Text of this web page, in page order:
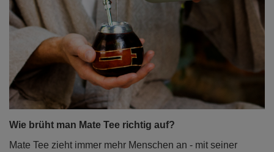
Wie brüht man Mate Tee richtig auf?
Mate Tee zieht immer mehr Menschen an - mit seiner